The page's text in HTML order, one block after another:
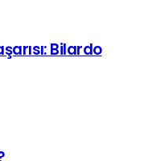
Bilardo